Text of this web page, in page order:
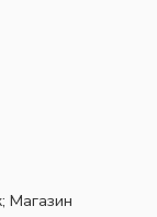
Магазин